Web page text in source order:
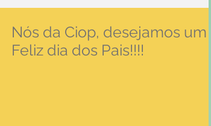
Nós da Ciop, desejamos um
Feliz dia dos Pais!!!!